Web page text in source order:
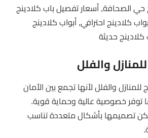
حي الصحافة, أسعار تفصيل باب كلادينج
كلادينج احترافي, أبواب كلادينج
حديثة
والفلل
والفلل لأنها تجمع بين الأمان
توفر خصوصية عالية وحماية قوية.
تصميمها بأشكال متعددة تناسب